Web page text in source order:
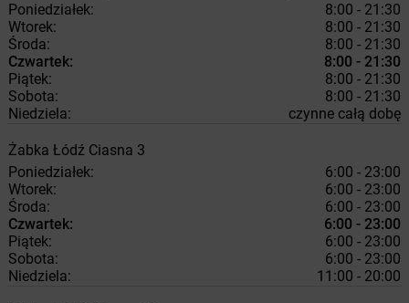
Poniedziałek:
8:00 - 21:30
Wtorek:
8:00 - 21:30
Środa:
8:00 - 21:30
Czwartek:
8:00 - 21:30
Piątek:
8:00 - 21:30
Sobota:
8:00 - 21:30
Niedziela:
czynne całą dobę
Żabka Łódź Ciasna 3
Poniedziałek:
6:00 - 23:00
Wtorek:
6:00 - 23:00
Środa:
6:00 - 23:00
Czwartek:
6:00 - 23:00
Piątek:
6:00 - 23:00
Sobota:
6:00 - 23:00
Niedziela:
11:00 - 20:00